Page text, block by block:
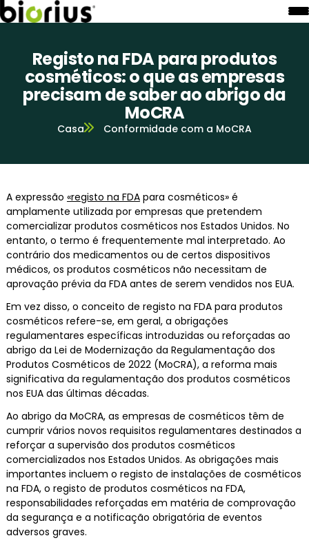
Registo na FDA para produtos
cosméticos: o que as empresas
precisam de saber ao abrigo da
MoCRA
Casa Conformidade com a MoCRA
A expressão «registo na FDApara cosméticos» é
amplamente utilizada por empresas que pretendem
comercializar produtos cosméticos nos Estados Unidos. No
entanto, o termo é frequentemente mal interpretado. Ao
contrário dos medicamentos ou de certos dispositivos
médicos, os produtos cosméticos não necessitam de
aprovação prévia da FDA antes de serem vendidos nos EUA.
Em vez disso, o conceito de registo na FDA para produtos
cosméticos refere-se, em geral, a obrigações
regulamentares específicas introduzidas ou reforçadas ao
abrigo da Lei de Modernização da Regulamentação dos
Produtos Cosméticos de 2022 (MoCRA), a reforma mais
significativa da regulamentação dos produtos cosméticos
nos EUA das últimas décadas.
Ao abrigo da MoCRA, as empresas de cosméticos têm de
cumprir vários novos requisitos regulamentares destinados a
reforçar a supervisão dos produtos cosméticos
comercializados nos Estados Unidos. As obrigações mais
importantes incluem o registo de instalações de cosméticos
na FDA, o registo de produtos cosméticos na FDA,
responsabilidades reforçadas em matéria de comprovação
da segurança e a notificação obrigatória de eventos
adversos graves.